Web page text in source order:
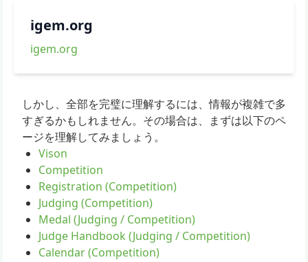
igem.org
igem.org
しかし、全部を完璧に理解するには、情報が複雑で多
すぎるかもしれません。その場合は、まずは以下のペ
ージを理解してみましょう。
Vison
Competition
Registration (Competition)
Judging (Competition)
Medal (Judging / Competition)
Judge Handbook (Judging / Competition)
Calendar (Competition)